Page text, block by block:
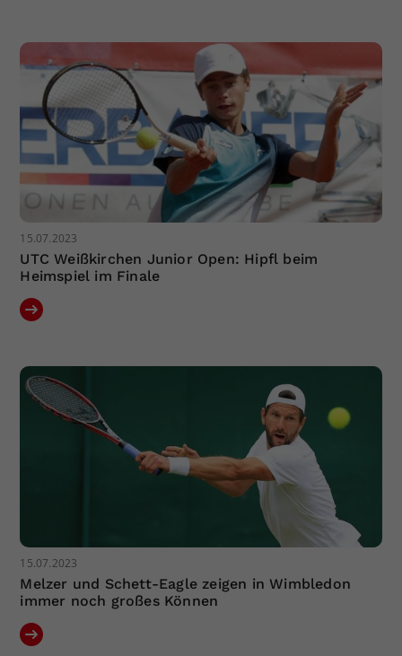
15.07.2023
UTC Weißkirchen Junior Open: Hipfl beim
Heimspiel im Finale
15.07.2023
Melzer und Schett-Eagle zeigen in Wimbledon
immer noch großes Können